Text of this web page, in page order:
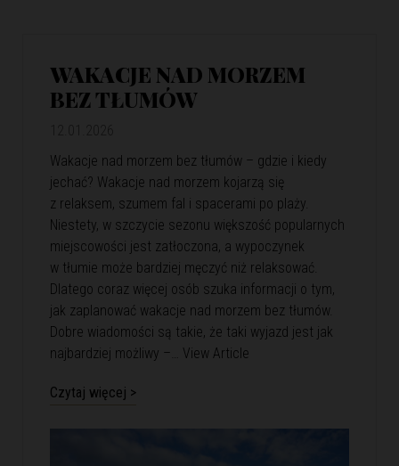
WAKACJE NAD MORZEM
BEZ TŁUMÓW
Wakacje nad morzem bez tłumów – gdzie i kiedy
jechać? Wakacje nad morzem kojarzą się
z relaksem, szumem fal i spacerami po plaży.
Niestety, w szczycie sezonu większość popularnych
miejscowości jest zatłoczona, a wypoczynek
w tłumie może bardziej męczyć niż relaksować.
Dlatego coraz więcej osób szuka informacji o tym,
jak zaplanować wakacje nad morzem bez tłumów.
Dobre wiadomości są takie, że taki wyjazd jest jak
najbardziej możliwy –… View Article
Czytaj więcej >